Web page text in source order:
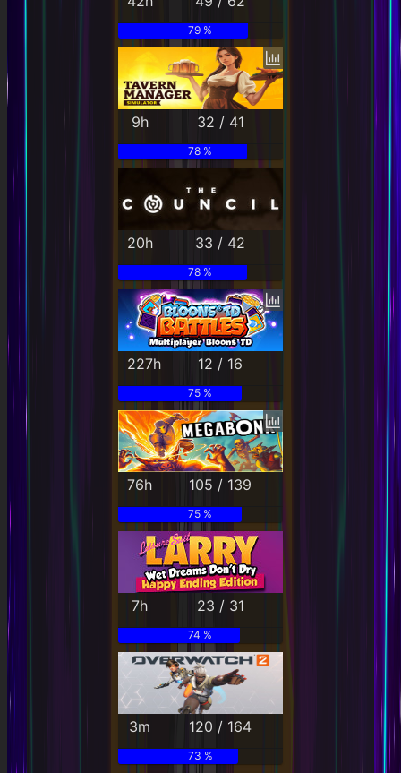
79 %
9h 32 / 41
78 %
20h 33 / 42
78 %
227h 12 / 16
75 %
76h 105 / 139
75 %
7h 23 / 31
74 %
3m 120 / 164
73 %